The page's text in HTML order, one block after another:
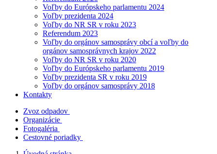
Voľby do Európskeho parlamentu 2024
Voľby prezidenta 2024
Voľby do NR SR v roku 2023
Referendum 2023
Voľby do orgánov samosprávy obcí a voľby do
orgánov samosprávnych krajov 2022
Voľby do NR SR v roku 2020
Voľby do Európskeho parlamentu 2019
Voľby prezidenta SR v roku 2019
Voľby do orgánov samosprávy 2018
Kontakty
Zvoz odpadov
Organizácie
Fotogaléria
Cestovné poriadky